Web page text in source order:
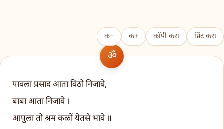
क− क+ कॉपी करा प्रिंट करा
पावला प्रसाद आता विठो निजावे,
बाबा आता निजावे ।
आपुला तो श्रम कळों येतसे भावे ॥